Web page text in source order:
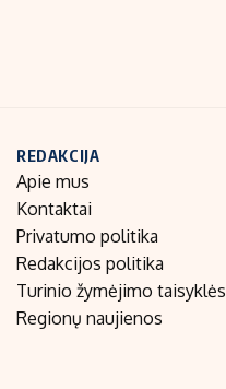
REDAKCIJA
Apie mus
Kontaktai
Privatumo politika
Redakcijos politika
Turinio žymėjimo taisyklės
Regionų naujienos